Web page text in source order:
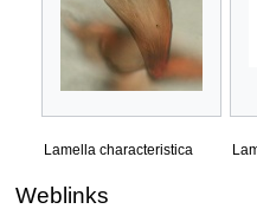
Lamella characteristica
Weblinks